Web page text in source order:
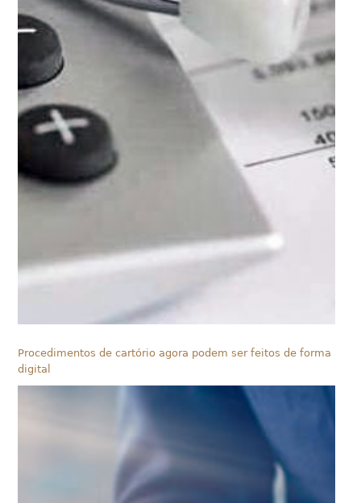
Procedimentos de cartório agora podem ser feitos de forma
digital